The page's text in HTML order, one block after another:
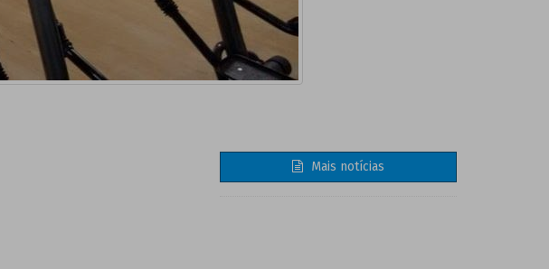
Mais notícias